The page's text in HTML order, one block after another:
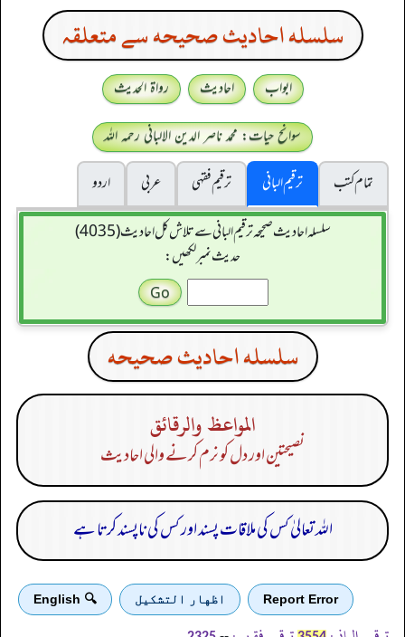
سلسله احاديث صحيحه سے متعلقہ
ابواب احادیث
رواۃ الحدیث
سوانح حیات: محمد ناصر الدین الالبانی رحمہ اللہ
تمام کتب
ترقیم البانی ترقيم فقہی عربی
اردو
سلسله احاديث صحيحه ترقیم البانی سے تلاش کل احادیث (4035)
حدیث نمبر لکھیں:
سلسله احاديث صحيحه
المواعظ والرقائق
نصيحتين اور دل کو نرم کرنے والی احادیث
اللہ تعالیٰ کس کی ملاقات پسند اور کس کی ناپسند کرتا ہے
Report Error اظهار التشكيل 🔍 English